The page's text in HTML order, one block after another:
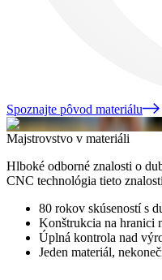
Spoznajte pôvod materiálu
Majstrovstvo v materiáli
Hlboké odborné znalosti o
CNC technológia tieto
80 rokov skúseností s
Konštrukcia na hranici
Úplná kontrola nad
Jeden materiál,